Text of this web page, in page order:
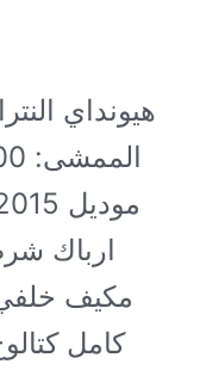
الممشى: 300 ألف كيلو
ارباك
مكيف
كامل